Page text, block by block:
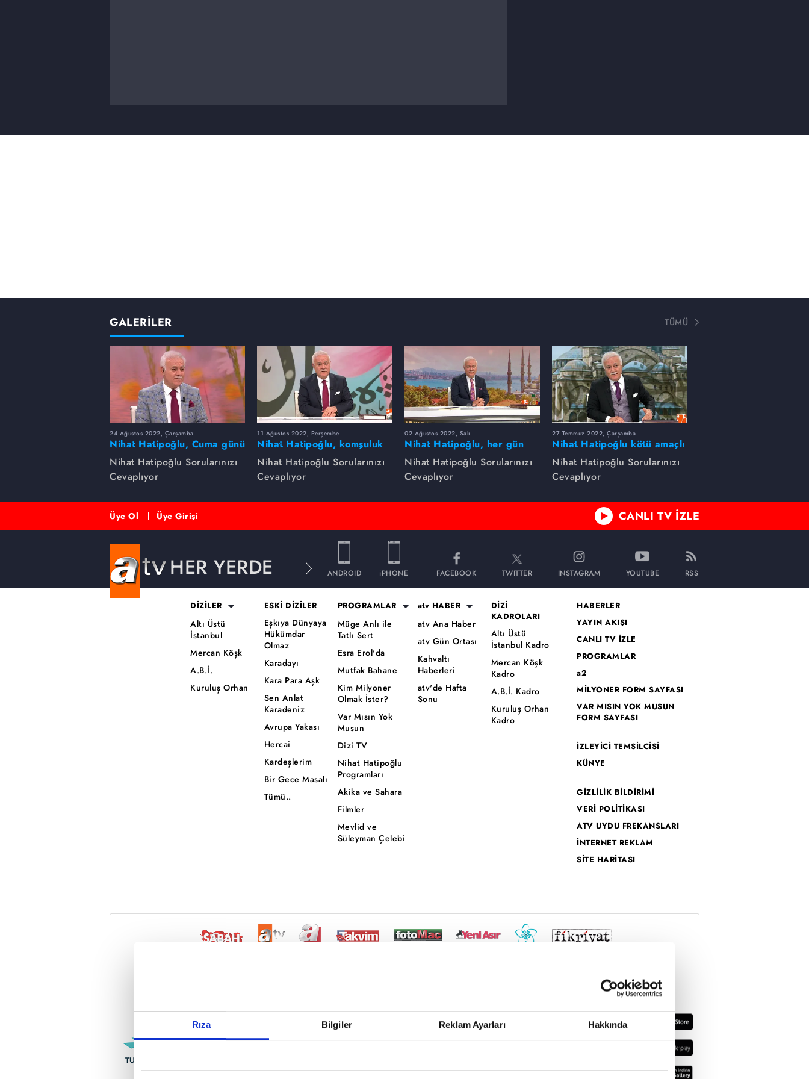
Rıza Bilgiler Reklam Ayarları Hakkında
Reddet
GALERİLER TÜMÜ
24 Ağustos 2022, Çarşamba
Nihat Hatipoğlu, Cuma günü
yapılması sünnet olan
davranışları anlatıyor...
Nihat Hatipoğlu Sorularınızı
Cevaplıyor
11 Ağustos 2022, Perşembe
Nihat Hatipoğlu, komşuluk
haklarını anlatıyor.
Nihat Hatipoğlu Sorularınızı
Cevaplıyor
02 Ağustos 2022, Salı
Nihat Hatipoğlu, her gün
yapılması tavsiye edilenleri
anlatıyor...
Nihat Hatipoğlu Sorularınızı
Cevaplıyor
27 Temmuz 2022, Çarşamba
Nihat Hatipoğlu kötü amaçlı
muskanın niçin yapıldığını
anlatıyor...
Nihat Hatipoğlu Sorularınızı
Cevaplıyor
Üye Ol Üye Girişi CANLI TV İZLE
HER YERDE ANDROID iPHONE FACEBOOK TWITTER INSTAGRAM YOUTUBE RSS
DİZİLER
Altı Üstü
İstanbul
Mercan Köşk
A.B.İ.
Kuruluş Orhan
ESKİ DİZİLER
Eşkıya Dünyaya
Hükümdar
Olmaz
Karadayı
Kara Para Aşk
Sen Anlat
Karadeniz
Avrupa Yakası
Hercai
Kardeşlerim
Bir Gece Masalı
Tümü..
PROGRAMLAR
Müge Anlı ile
Tatlı Sert
Esra Erol'da
Mutfak Bahane
Kim Milyoner
Olmak İster?
Var Mısın Yok
Musun
Dizi TV
Nihat Hatipoğlu
Programları
Akika ve Sahara
Filmler
Mevlid ve
Süleyman Çelebi
atv HABER
atv Ana Haber
atv Gün Ortası
Kahvaltı
Haberleri
atv'de Hafta
Sonu
DİZİ
KADROLARI
Altı Üstü
İstanbul Kadro
Mercan Köşk
Kadro
A.B.İ. Kadro
Kuruluş Orhan
Kadro
HABERLER
YAYIN AKIŞI
CANLI TV İZLE
PROGRAMLAR
a2
MİLYONER FORM SAYFASI
VAR MISIN YOK MUSUN
FORM SAYFASI
İZLEYİCİ TEMSİLCİSİ
KÜNYE
GİZLİLİK BİLDİRİMİ
VERİ POLİTİKASI
ATV UYDU FREKANSLARI
İNTERNET REKLAM
SİTE HARİTASI